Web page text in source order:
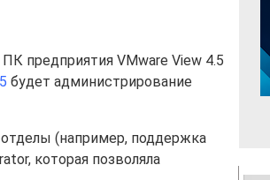
предприятия VMware View 4.5
будет администрирование
(например, поддержка
которая позволяла